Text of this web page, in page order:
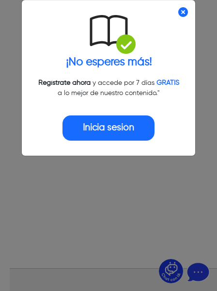
¡No esperes más!
Regístrate ahoray accede por 7 días GRATIS
a lo mejor de nuestro contenido."
Inicia sesión